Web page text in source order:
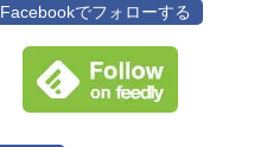
Facebookでフォローする